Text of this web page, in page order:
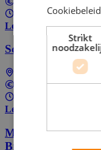
Tussen €14,71 en
8 - uur per week
Lees meer
Tussen €13,47 en
Lees meer
Medewerker
Brightlands
Strikt